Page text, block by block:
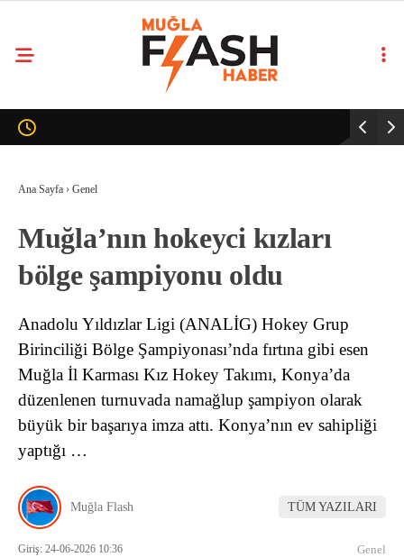
Ana Sayfa › Genel
Muğla’nın hokeyci kızları
bölge şampiyonu oldu
Anadolu Yıldızlar Ligi (ANALİG) Hokey Grup
Birinciliği Bölge Şampiyonası’nda fırtına gibi esen
Muğla İl Karması Kız Hokey Takımı, Konya’da
düzenlenen turnuvada namağlup şampiyon olarak
büyük bir başarıya imza attı. Konya’nın ev sahipliği
yaptığı …
Muğla Flash TÜM YAZILARI
Giriş: 24-06-2026 10:36 Genel